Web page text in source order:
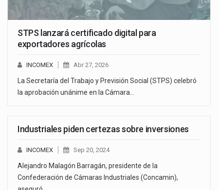
STPS lanzará certificado digital para
exportadores agrícolas
INCOMEX Abr 27, 2026
La Secretaría del Trabajo y Previsión Social (STPS) celebró
la aprobación unánime en la Cámara…
Industriales piden certezas sobre inversiones
INCOMEX Sep 20, 2024
Alejandro Malagón Barragán, presidente de la
Confederación de Cámaras Industriales (Concamin),